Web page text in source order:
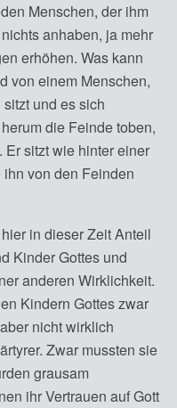
Menschen, der ihm
anhaben, ja mehr
erhöhen. Was kann
von einem Menschen,
und es sich
die Feinde toben,
sitzt wie hinter einer
von den Feinden
in dieser Zeit Anteil
Kinder Gottes und
anderen Wirklichkeit.
Kindern Gottes zwar
nicht wirklich
Zwar mussten sie
grausam
ihr Vertrauen auf Gott